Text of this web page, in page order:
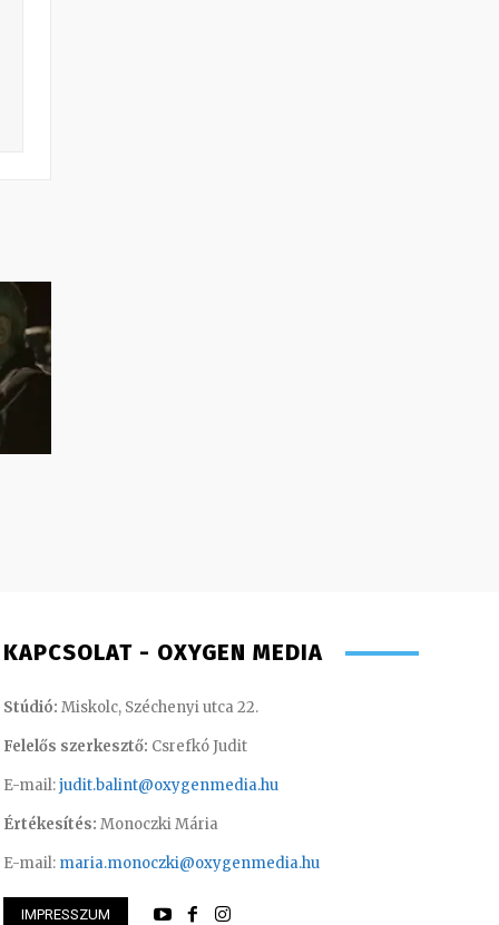
– szerkesztő-riporter
KAPCSOLAT - OXYGEN MEDIA
Stúdió: Miskolc, Széchenyi utca 22.
Felelős szerkesztő: Csrefkó Judit
E-mail:judit.balint@oxygenmedia.hu
Értékesítés: Monoczki Mária
E-mail: maria.monoczki@oxygenmedia.hu
IMPRESSZUM